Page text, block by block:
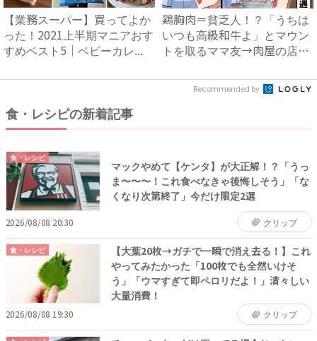
【業務スーパー】買ってよか
った！2021上半期マニアおす
すめベスト5｜ベビーカレ...
鶏胸肉＝貧乏人！？「うちは
いつも高級和牛よ」とマウン
トを取るママ友→肉屋の店主
Recommended by
食・レシピの新着記事
食・レシピ
マックやめて【ケンタ】が大正解！？「うっ
ま〜〜〜！これ食べなきゃ後悔しそう」「な
くなり次第終了」今だけ限定2選
2026/08/08 20:30 クリップ
食・レシピ
【大葉20枚→ガチで一瞬で消え去る！】これ
やってみたかった「100枚でも全然いけそ
う」「ウマすぎて即ペロリだよ！」清々しい
大量消費！
2026/08/08 19:30 クリップ